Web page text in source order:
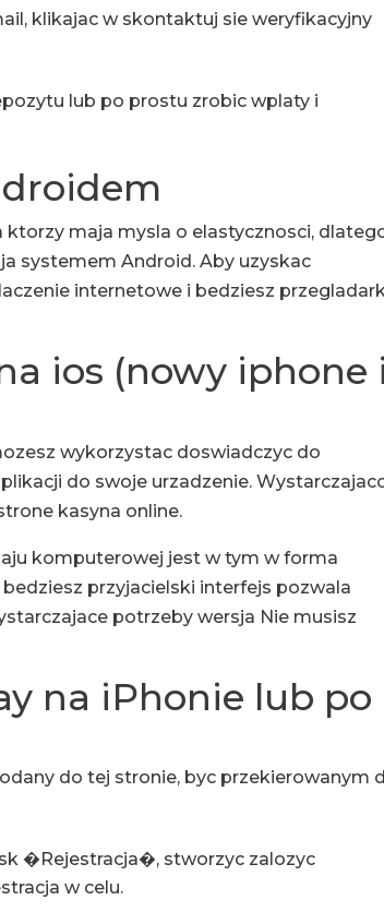
klikajac w skontaktuj sie weryfikacyjny
lub po prostu zrobic wplaty i
maja mysla o elastycznosci,
systemem Android. Aby uzyskac
internetowe i bedziesz
ios (nowy iphone i
wykorzystac doswiadczyc do
do swoje urzadzenie.
kasyna online.
komputerowej jest w tym w forma
przyjacielski interfejs pozwala
potrzeby wersja Nie musisz
na iPhonie lub po
do tej stronie, byc przekierowanym
�Rejestracja�, stworzyc zalozyc
w celu.